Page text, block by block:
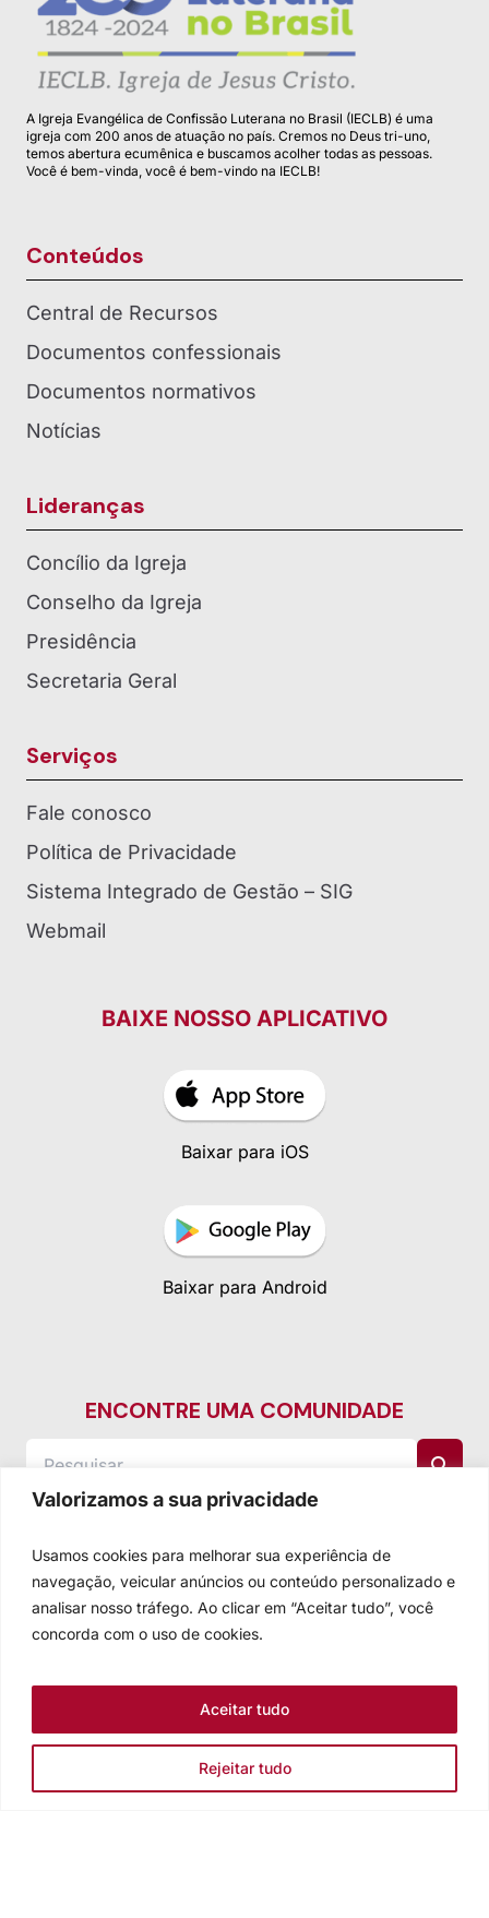
Valorizamos a sua privacidade
Usamos cookies para melhorar sua experiência de
navegação, veicular anúncios ou conteúdo personalizado e
analisar nosso tráfego. Ao clicar em “Aceitar tudo”, você
concorda com o uso de cookies.
Rejeitar tudo
Aceitar tudo
A Igreja Evangélica de Confissão Luterana no Brasil (IECLB) é uma
igreja com 200 anos de atuação no país. Cremos no Deus tri-uno,
temos abertura ecumênica e buscamos acolher todas as pessoas.
Você é bem-vinda, você é bem-vindo na IECLB!
Conteúdos
Central de Recursos
Documentos confessionais
Documentos normativos
Notícias
Lideranças
Concílio da Igreja
Conselho da Igreja
Presidência
Secretaria Geral
Serviços
Fale conosco
Política de Privacidade
Sistema Integrado de Gestão – SIG
Webmail
BAIXE NOSSO APLICATIVO
Baixar para iOS
Baixar para Android
ENCONTRE UMA COMUNIDADE